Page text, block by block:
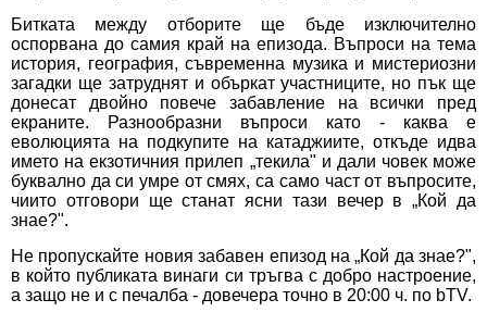
Битката между отборите ще бъде изключително
оспорвана до самия край на епизода. Въпроси на тема
история, география, съвременна музика и мистериозни
загадки ще затруднят и объркат участниците, но пък ще
донесат двойно повече забавление на всички пред
екраните. Разнообразни въпроси като - каква е
еволюцията на подкупите на катаджиите, откъде идва
името на екзотичния прилеп „текила" и дали човек може
буквално да си умре от смях, са само част от въпросите,
чиито отговори ще станат ясни тази вечер в „Кой да
знае?".
Не пропускайте новия забавен епизод на „Кой да знае?",
в който публиката винаги си тръгва с добро настроение,
а защо не и с печалба - довечера точно в 20:00 ч. по bTV.